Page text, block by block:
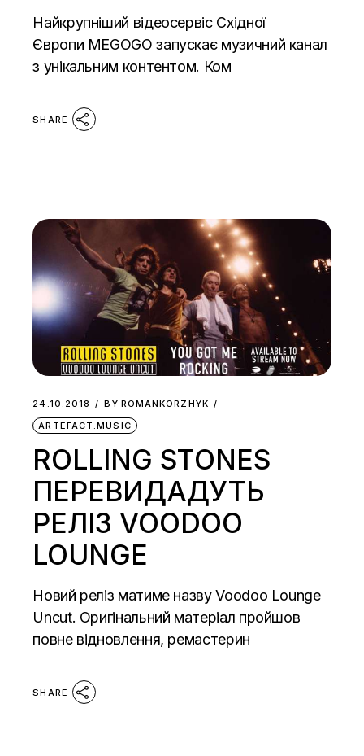
Найкрупніший відеосервіс Східної
Європи MEGOGO запускає музичний канал
з унікальним контентом. Ком
SHARE
24.10.2018 BY ROMANKORZHYK
ARTEFACT.MUSIC
ROLLING STONES
ПЕРЕВИДАДУТЬ
РЕЛІЗ VOODOO
LOUNGE
Новий реліз матиме назву Voodoo Lounge
Uncut. Оригінальний матеріал пройшов
повне відновлення, ремастерин
SHARE